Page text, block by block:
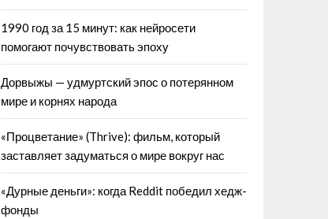
1990 год за 15 минут: как нейросети
помогают почувствовать эпоху
Дорвыжы — удмуртский эпос о потерянном
мире и корнях народа
«Процветание» (Thrive): фильм, который
заставляет задуматься о мире вокруг нас
«Дурные деньги»: когда Reddit победил хедж-
фонды